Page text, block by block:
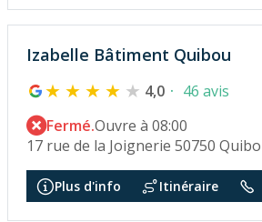
Izabelle Bâtiment Quibou
4,0
46 avis
Fermé.Ouvre à 08:00
17 rue de la Joignerie 50750
Plus d'info Itinéraire